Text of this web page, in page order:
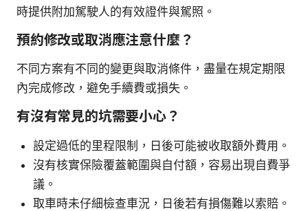
時提供附加駕駛人的有效證件與駕照。
預約修改或取消應注意什麼？
不同方案有不同的變更與取消條件，盡量在規定期限
內完成修改，避免手續費或損失。
有沒有常見的坑需要小心？
設定過低的里程限制，日後可能被收取額外費用。
沒有核實保險覆蓋範圍與自付額，容易出現自費爭
議。
取車時未仔細檢查車況，日後若有損傷難以索賠。